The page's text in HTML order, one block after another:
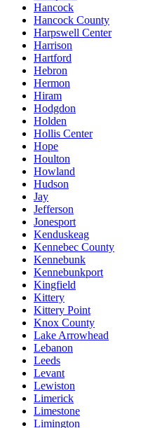
Hancock
Hancock County
Harpswell Center
Harrison
Hartford
Hebron
Hermon
Hiram
Hodgdon
Holden
Hollis Center
Hope
Houlton
Howland
Hudson
Jay
Jefferson
Jonesport
Kenduskeag
Kennebec County
Kennebunk
Kennebunkport
Kingfield
Kittery
Kittery Point
Knox County
Lake Arrowhead
Lebanon
Leeds
Levant
Lewiston
Limerick
Limestone
Limington